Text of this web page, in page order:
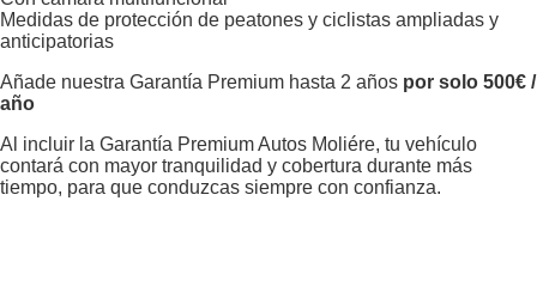
Medidas de protección de peatones y ciclistas ampliadas y
anticipatorias
Añade nuestra Garantía Premium hasta 2 años por solo 500€ /
año
Al incluir la Garantía Premium Autos Moliére, tu vehículo
contará con mayor tranquilidad y cobertura durante más
tiempo, para que conduzcas siempre con confianza.